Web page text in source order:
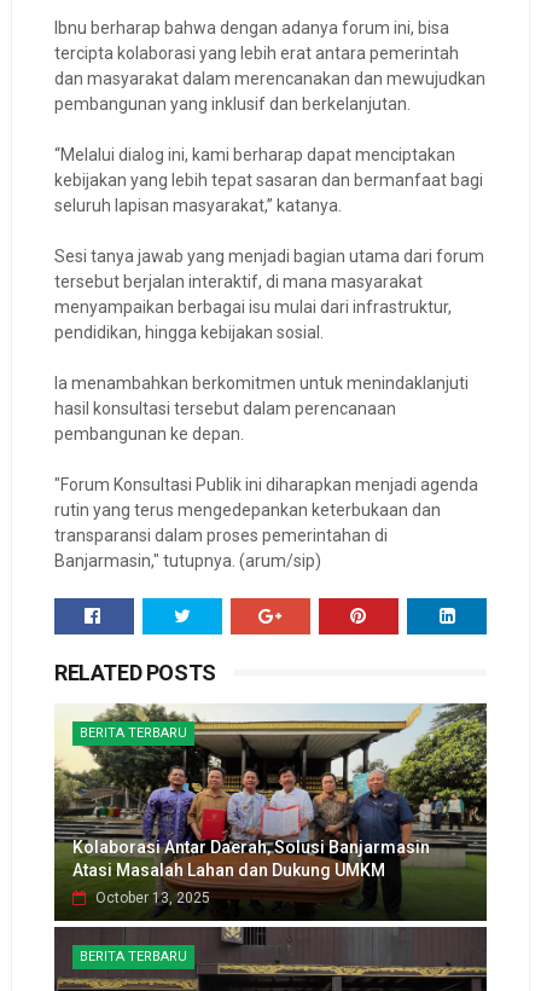
Ibnu berharap bahwa dengan adanya forum ini, bisa
tercipta kolaborasi yang lebih erat antara pemerintah
dan masyarakat dalam merencanakan dan mewujudkan
pembangunan yang inklusif dan berkelanjutan.
“Melalui dialog ini, kami berharap dapat menciptakan
kebijakan yang lebih tepat sasaran dan bermanfaat bagi
seluruh lapisan masyarakat,” katanya.
Sesi tanya jawab yang menjadi bagian utama dari forum
tersebut berjalan interaktif, di mana masyarakat
menyampaikan berbagai isu mulai dari infrastruktur,
pendidikan, hingga kebijakan sosial.
Ia menambahkan berkomitmen untuk menindaklanjuti
hasil konsultasi tersebut dalam perencanaan
pembangunan ke depan.
"Forum Konsultasi Publik ini diharapkan menjadi agenda
rutin yang terus mengedepankan keterbukaan dan
transparansi dalam proses pemerintahan di
Banjarmasin," tutupnya. (arum/sip)
RELATED POSTS
BERITA TERBARU
Kolaborasi Antar Daerah, Solusi Banjarmasin
Atasi Masalah Lahan dan Dukung UMKM
October 13, 2025
BERITA TERBARU